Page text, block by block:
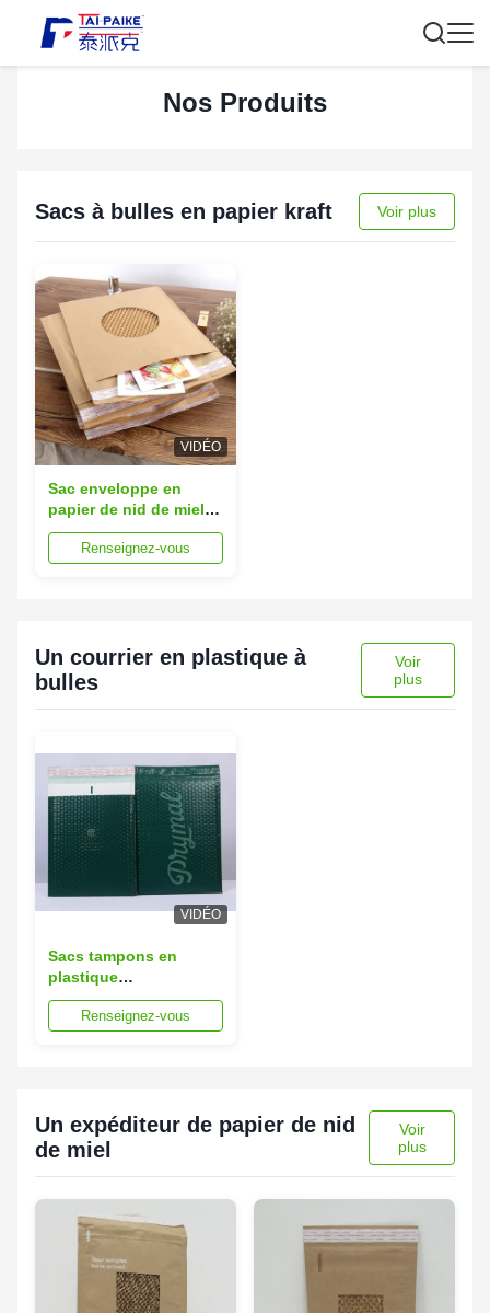
Nos Produits
Sacs à bulles en papier kraft Voir plus
VIDÉO
Sac enveloppe en
papier de nid de miel
personnalisable pour
la livraison express
Renseignez-vous
Un courrier en plastique à
bulles
Voir
plus
VIDÉO
Sacs tampons en
plastique
personnalisables
Renseignez-vous
Un expéditeur de papier de nid
de miel
Voir
plus